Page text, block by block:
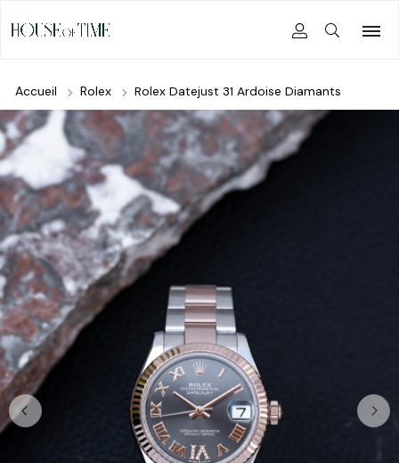
Accueil Rolex Rolex Datejust 31 Ardoise Diamants